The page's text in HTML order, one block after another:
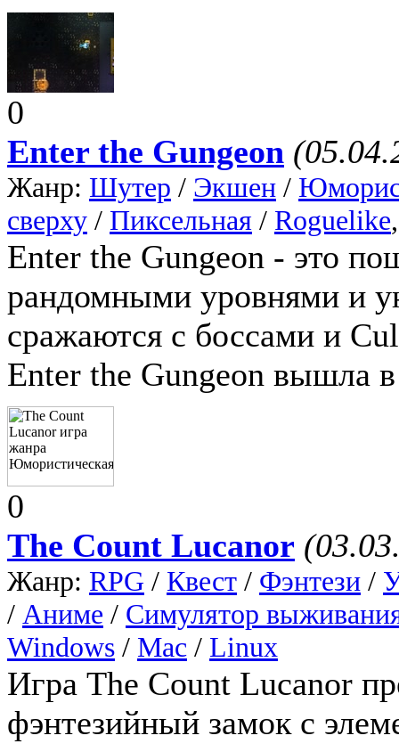
0
Enter the Gungeon
Жанр: Шутер / Экшен /
сверху / Пиксельная / Roguelike
Enter the Gungeon - это
рандомными уровнями и
сражаются с боссами и
Enter the Gungeon вышла
0
The Count Lucanor
Жанр: RPG / Квест / Фэнтези /
/ Аниме / Симулятор
Windows / Mac / Linux
Игра The Count Lucanor
фэнтезийный замок с